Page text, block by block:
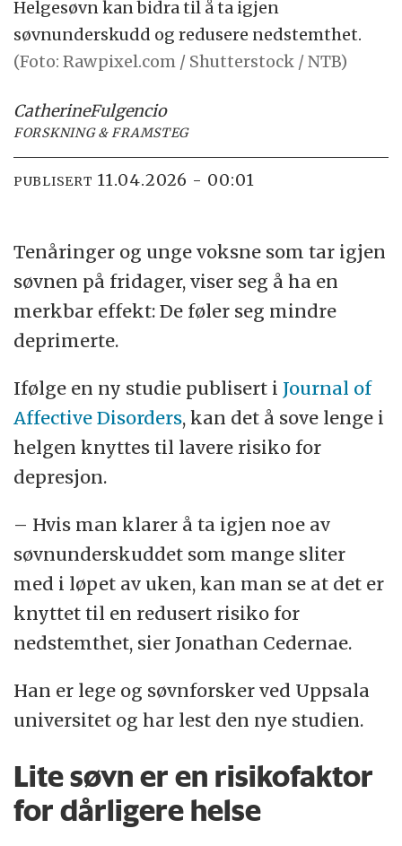
Helgesøvn kan bidra til å ta igjen
søvnunderskudd og redusere nedstemthet.
(Foto: Rawpixel.com / Shutterstock / NTB)
CatherineFulgencio
FORSKNING & FRAMSTEG
PUBLISERT 11.04.2026 - 00:01
Tenåringer og unge voksne som tar igjen
søvnen på fridager, viser seg å ha en
merkbar effekt: De føler seg mindre
deprimerte.
Ifølge en ny studie publisert i Journal of
Affective Disorders, kan det å sove lenge i
helgen knyttes til lavere risiko for
depresjon.
– Hvis man klarer å ta igjen noe av
søvnunderskuddet som mange sliter
med i løpet av uken, kan man se at det er
knyttet til en redusert risiko for
nedstemthet, sier Jonathan Cedernae.
Han er lege og søvnforsker ved Uppsala
universitet og har lest den nye studien.
Lite søvn er en risikofaktor
for dårligere helse